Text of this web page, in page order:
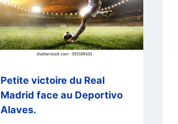
Petite victoire du Real
Madrid face au Deportivo
Alaves.